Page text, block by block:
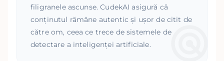
filigranele ascunse. CudekAI asigură că
conținutul rămâne autentic și ușor de citit de
către om, ceea ce trece de sistemele de
detectare a inteligenței artificiale.